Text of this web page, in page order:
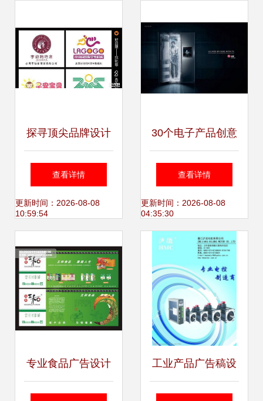
名匠L丶琉心而作
探寻顶尖品牌设计
印象广告的VI设计
与平面广告卓越之
查看详情
更新时间：2026-08-08
10:59:54
30个电子产品创意
广告设计 引爆灵感
的视觉革命
查看详情
更新时间：2026-08-08
04:35:30
专业食品广告设计 工业产品广告稿设